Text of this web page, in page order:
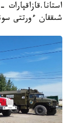
شىققان ءورتتى